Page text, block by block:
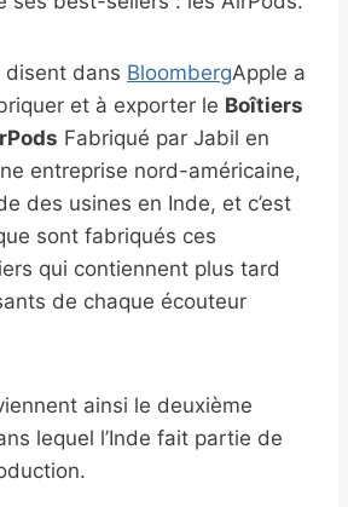
disent dans BloombergApple a
et à exporter le Boîtiers
Fabriqué par Jabil en
entreprise nord-américaine,
des usines en Inde, et c’est
sont fabriqués ces
qui contiennent plus tard
de chaque écouteur
ainsi le deuxième
lequel l’Inde fait partie de